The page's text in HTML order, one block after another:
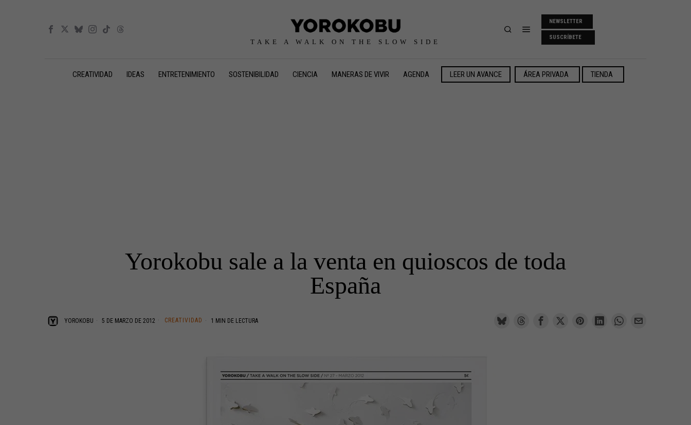
TAKE A WALK ON THE SLOW SIDE
NEWSLETTER
SUSCRÍBETE
CREATIVIDAD IDEAS ENTRETENIMIENTO SOSTENIBILIDAD CIENCIA MANERAS DE VIVIR AGENDA LEER UN AVANCE ÁREA PRIVADA TIENDA
Yorokobu sale a la venta en quioscos de toda
España
YOROKOBU 5 DE MARZO DE 2012 CREATIVIDAD 1 MIN DE LECTURA